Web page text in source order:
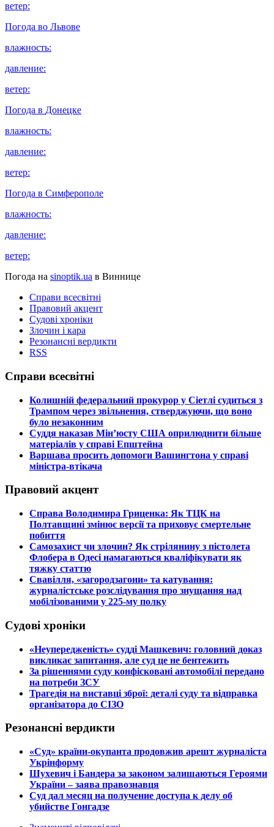
ветер:
Погода во Львове
влажность:
давление:
ветер:
Погода в Донецке
влажность:
давление:
ветер:
Погода в Симферополе
влажность:
давление:
ветер:
Погода на sinoptik.ua в Виннице
Справи всесвітні
Правовий акцент
Судові хроніки
Злочин і кара
Резонансні вердикти
RSS
Справи всесвітні
​Колишній федеральний прокурор у Сіетлі судиться з
Трампом через звільнення, стверджуючи, що воно
було незаконним
​Суддя наказав Мін’юсту США оприлюднити більше
матеріалів у справі Епштейна
​Варшава просить допомоги Вашингтона у справі
міністра-втікача
Правовий акцент
​Справа Володимира Гриценка: Як ТЦК на
Полтавщині змінює версії та приховує смертельне
побиття
​Самозахист чи злочин? Як стрілянину з пістолета
Флобера в Одесі намагаються кваліфікувати як
тяжку статтю
​Свавілля, «загородзагони» та катування:
журналістське розслідування про знущання над
мобілізованими у 225-му полку
Судові хроніки
​«Неупередженість» судді Машкевич: головний доказ
викликає запитання, але суд це не бентежить
​За рішеннями суду конфісковані автомобілі передано
на потреби ЗСУ
​Трагедія на виставці зброї: деталі суду та відправка
організатора до СІЗО
Резонансні вердикти
​«Суд» країни-окупанта продовжив арешт журналіста
Укрінформу
Шухевич і Бандера за законом залишаються Героями
України – заява правознавця
Суд дал месяц на получение доступа к делу об
убийстве Гонгадзе